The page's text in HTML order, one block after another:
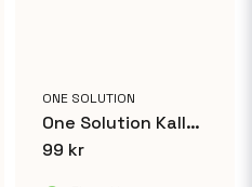
ONE SOLUTION
One Solution Kallavfettning Extra 25 L
99 kr